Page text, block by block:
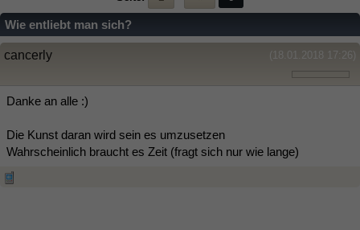
Wie entliebt man sich?
(18.01.2018 17:26)
cancerly
Danke an alle :)
Die Kunst daran wird sein es umzusetzen
Wahrscheinlich braucht es Zeit (fragt sich nur wie lange)